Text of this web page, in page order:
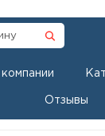
Отзывы